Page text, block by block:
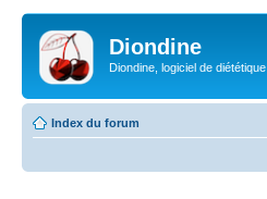
Diondine
Diondine, logiciel de diététique
Index du forum